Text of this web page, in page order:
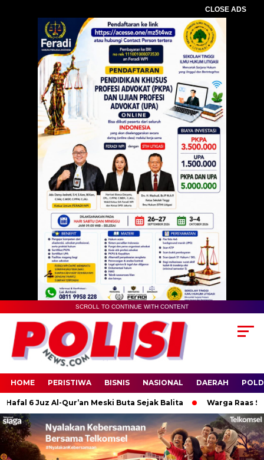
CLOSE ADS
SCROLL TO CONTINUE WITH CONTENT
HOME PERISTIWA BISNIS NASIONAL DAERAH
6 Juz Al-Qur’an Meski Buta Sejak Balita Warga Raas